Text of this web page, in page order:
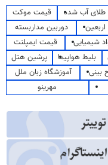
طلای آب شده
قیمت موکت
دوربین مداربسته
شیمیایی
قیمت ایمپلنت
بلیط هواپیما
پرشین هتل
بینی
آموزشگاه زبان ملل
مهرینو